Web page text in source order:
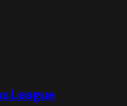
League